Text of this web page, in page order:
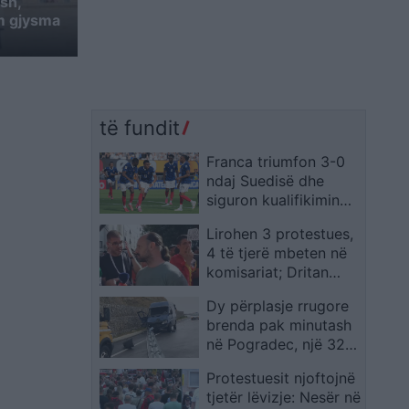
gjysma
të fundit
Franca triumfon 3-0
ndaj Suedisë dhe
siguron kualifikimin
Lirohen 3 protestues,
4 të tjerë mbeten në
komisariat; Dritan
mes policisë dhe
qytetarëve, shoqërimi
i paligjshëm
Dy përplasje rrugore
brenda pak minutash
në Pogradec, një 32-
disa persona
plagosen
Protestuesit njoftojnë
tjetër lëvizje: Nesër në